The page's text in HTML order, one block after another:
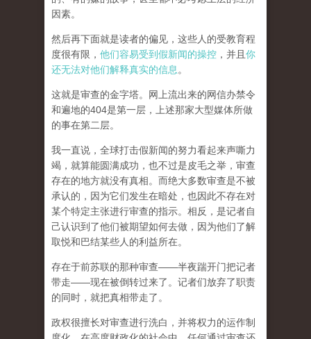
因素。
然后再下面就是读者的偏见，这些人的受教育程
度很有限， 他们容易受到假新闻的操控 ，并且 你
还无法对他们解释真实的信息 。
这就是审查的金字塔。网上流出来的网信办禁令
和遍地的404是第一层，上述那家大型媒体所做
的事在第二层。
我一直说，全球打击假新闻的努力看起来声嘶力
竭，就算能圆满成功，也不过是皮毛之举，审查
存在的地方就没有真相。而绝大多数审查是不被
承认的，因为它们发生在暗处，也因此不存在对
某个特定主张进行审查的指示。相反，是记者自
己认识到了他们被期望如何去做，因为他们了解
取悦和巴结某些人的利益所在。
存在于前苏联的那种审查——半夜踹开门把记者
带走——现在被倒转过来了。记者们放弃了职责
的同时，就把真相带走了。
政权很擅长对审查进行洗白，并将权力的运作制